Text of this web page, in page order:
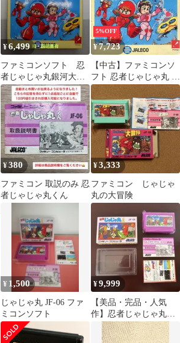
¥6,499
ファミコンソフト 忍
者じゃじゃ丸銀河大作
戦 箱説有
5%OFF
¥7,723
【中古】ファミコンソ
フト 忍者じゃじゃ丸 銀
河大作戦
¥380
ファミコン 取説のみ 忍
者じゃじゃ丸くん
¥3,333
ファミコン じゃじゃ
丸の大冒険
¥ 1,500
じゃじゃ丸 JF-06 ファ
ミコンソフト
¥9,999
【美品・完品・人気
作】忍者じゃじゃ丸く
ん ファミコンソフ
ト ジャレコ